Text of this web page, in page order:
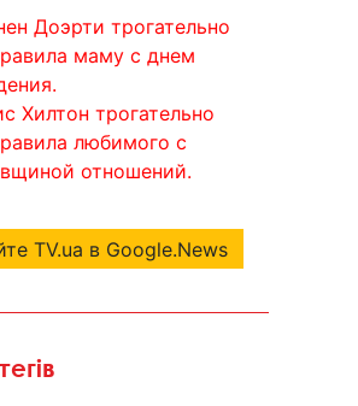
Доэрти трогательно
маму с днем
Хилтон трогательно
любимого с
отношений.
TV.ua в Google.News